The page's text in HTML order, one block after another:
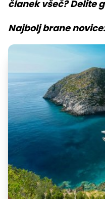
članek všeč? Delite
Najbolj brane novice: